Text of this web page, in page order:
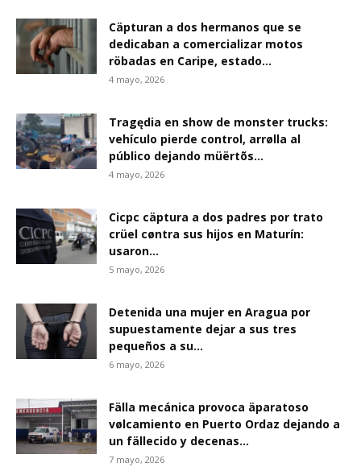
Cäpturan a dos hermanos que se
dedicaban a comercializar motos
röbadas en Caripe, estado...
4 mayo, 2026
Tragędia en show de monster trucks:
vehículo pierde control, arrølla al
público dejando müërtõs...
4 mayo, 2026
Cicpc cäptura a dos padres por trato
crüel cøntra sus hijos en Maturín:
usaron...
5 mayo, 2026
Detenida una mujer en Aragua por
supuestamente dejar a sus tres
pequeños a su...
6 mayo, 2026
Fälla mecánica provoca äparatoso
vølcamiento en Puerto Ordaz dejando a
un fällecido y decenas...
7 mayo, 2026